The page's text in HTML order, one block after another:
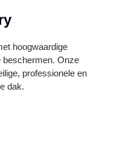
hoogwaardige
beschermen. Onze
professionele en
dak.